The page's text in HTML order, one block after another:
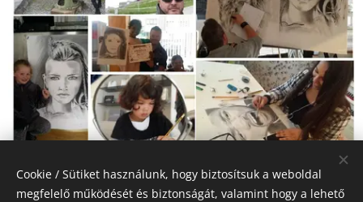
Cookie / Sütiket használunk, hogy biztosítsuk a weboldal
megfelelő működését és biztonságát, valamint hogy a lehető